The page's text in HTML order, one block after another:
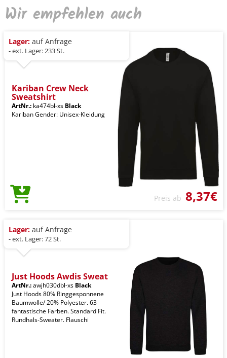
Wir empfehlen auch
Lager: auf Anfrage
- ext. Lager: 233 St.
Kariban Crew Neck
Sweatshirt
ArtNr.: ka474bl-xs Black
Kariban Gender: Unisex-Kleidung
Preis ab 8,37€
Lager: auf Anfrage
- ext. Lager: 72 St.
Just Hoods Awdis Sweat
ArtNr.:awjh030dbl-xs Black
Just Hoods 80% Ringgesponnene
Baumwolle/ 20% Polyester. 63
fantastische Farben. Standard Fit.
Rundhals-Sweater. Flauschi